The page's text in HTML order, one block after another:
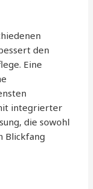
den
Eine
integrierter
die sowohl
Blickfang